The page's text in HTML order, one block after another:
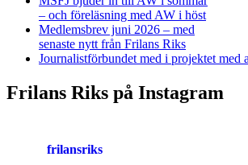
– och föreläsning med AW i höst
Medlemsbrev juni 2026 – med
senaste nytt från Frilans Riks
Journalistförbundet med i projektet med
Frilans Riks på Instagram
frilansriks